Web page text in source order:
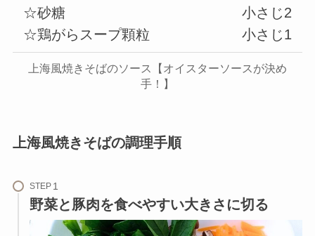
☆砂糖
☆鶏がらスープ顆粒
小さじ2
小さじ1
上海風焼きそばのソース【オイスターソースが決め
手！】
上海風焼きそばの調理手順
STEP
野菜と豚肉を食べやすい大きさに切る